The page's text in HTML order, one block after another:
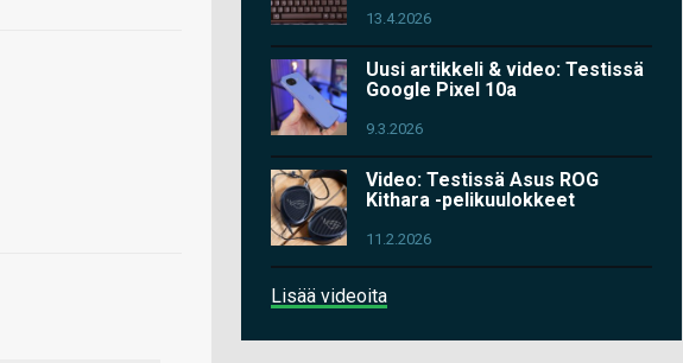
13.4.2026
Uusi artikkeli & video: Testissä
Google Pixel 10a
9.3.2026
Video: Testissä Asus ROG
Kithara -pelikuulokkeet
11.2.2026
Lisää videoita